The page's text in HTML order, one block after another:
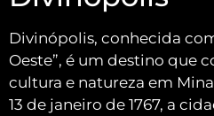
Divinópolis, conhecida
Oeste”, é um destino que
cultura e natureza em
13 de janeiro de 1767, a